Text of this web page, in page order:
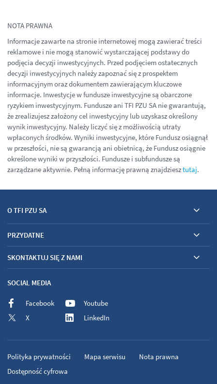
NOTA PRAWNA
Informacje zawarte na stronie internetowej mogą zawierać treści
reklamowe i nie mogą stanowić wystarczającej podstawy do
podjęcia decyzji inwestycyjnych. Przed podjęciem ostatecznych
decyzji inwestycyjnych należy zapoznać się z prospektem
informacyjnym oraz dokumentem zawierającym kluczowe
informacje. Inwestycje w fundusze inwestycyjne są obarczone
ryzykiem inwestycyjnym. Fundusze ani TFI PZU SA nie gwarantują,
że zrealizujesz założony cel inwestycyjny lub uzyskasz określony
wynik inwestycyjny. Należy liczyć się z możliwością utraty
wpłaconych środków. Wyniki inwestycyjne, które Fundusz osiągnął
w przeszłości, nie są gwarancją ani obietnicą, że Fundusz osiągnie
określone wyniki w przyszłości. Fundusze i subfundusze są
zarządzane aktywnie. Pełną informację prawną znajdziesztutaj.
O TFI PZU SA
PRZYDATNE
SKONTAKTUJ SIĘ Z NAMI
SOCIAL MEDIA
Facebook
X
Youtube
LinkedIn
Polityka prywatności Mapa serwisu
Nota prawna
Dostępność cyfrowa